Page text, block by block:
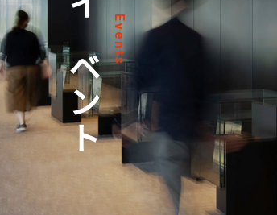
館内マップ
平常展
過去の展覧会
収集方針
プログラム紹介
活動案内
刊行物
Events
イベント